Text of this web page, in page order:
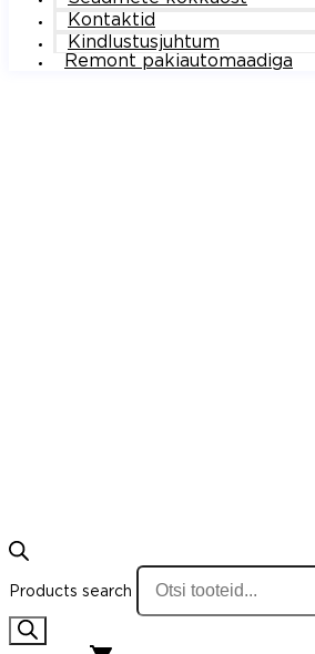
Kontaktid
Kindlustusjuhtum
Remont pakiautomaadiga
Products search